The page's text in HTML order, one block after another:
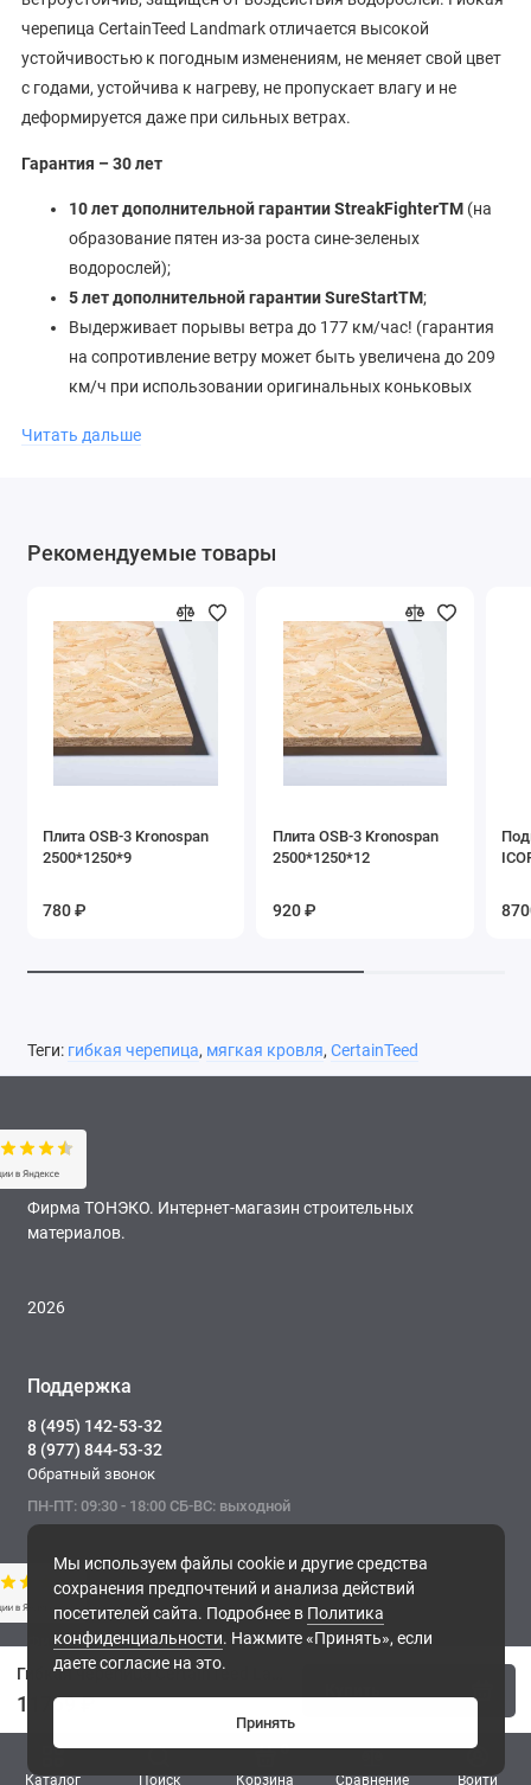
Каталог Поиск Корзина
0
Сравнение
Войти
11769 ₽
черепица CertainTeed Landmark отличается высокой
устойчивостью к погодным изменениям, не меняет свой цвет
с годами, устойчива к нагреву, не пропускает влагу и не
деформируется даже при сильных ветрах.
Гарантия – 30 лет
10 лет дополнительной гарантии StreakFighterTM (на
образование пятен из-за роста сине-зеленых
водорослей);
5 лет дополнительной гарантии SureStartTM;
Выдерживает порывы ветра до 177 км/час! (гарантия
на сопротивление ветру может быть увеличена до 209
км/ч при использовании оригинальных коньковых
гарантии);
Стандарты:Пожароустойчивость - Класс А; Соответствует
Тип I; Соответствует стандарту ASTM D3161 по
ветроустойчивости; Сертифицирована Департаментом
Контроля Качества Майами Дейд (Флорида); Соответствует
стандарту CSA A123.5; Сертифицирована в РФ.
Особенности:Требует сплошного основания OSB-3 или
соответствующего цвета.
Читать дальше
Рекомендуемые товары
Плита OSB-3 Kronospan
2500*1250*9
780 ₽
Плита OSB-3 Kronospan
2500*1250*12
920 ₽
Теги: гибкая черепица, мягкая кровля, CertainTeed
Мы используем файлы cookie и другие средства
сохранения предпочтений и анализа действий
посетителей сайта. Подробнее в Политика
конфиденциальности. Нажмите «Принять», если
даете согласие на это.
Принять
Фирма ТОНЭКО. Интернет-магазин строительных
материалов.
2026
Поддержка
8 (495) 142-53-32
8 (977) 844-53-32
Обратный звонок
ПН-ПТ: 09:30 - 18:00 СБ-ВС: выходной
Фирма ТОНЭКО. Интернет-магазин строительных
материалов.